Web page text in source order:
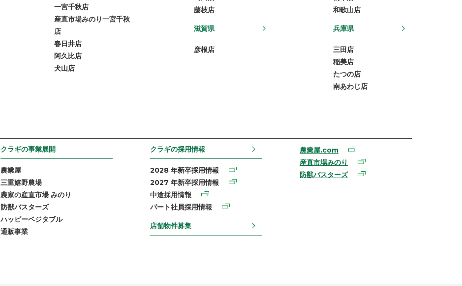
一宮千秋店
産直市場みのり一宮千秋
店
春日井店
阿久比店
犬山店
藤枝店
滋賀県
彦根店
和歌山店
兵庫県
三田店
稲美店
たつの店
南あわじ店
クラギの事業展開
農業屋
三重嬉野農場
農家の産直市場 みのり
防獣バスターズ
ハッピーベジタブル
通販事業
クラギの採用情報
2028 年新卒採用情報
2027 年新卒採用情報
中途採用情報
パート社員採用情報
店舗物件募集
農業屋.com
産直市場みのり
防獣バスターズ